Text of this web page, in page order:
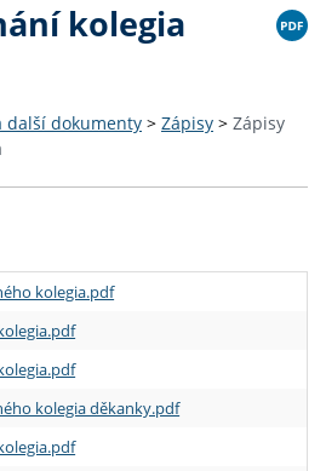
kolegia
další dokumenty > Zápisy > Zápisy
kolegia.pdf
kolegia děkanky.pdf